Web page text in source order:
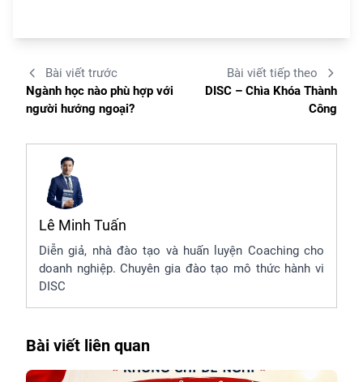
Bài viết trước
Ngành học nào phù hợp với
người hướng ngoại?
Bài viết tiếp theo
DISC – Chìa Khóa Thành
Công
Lê Minh Tuấn
Diễn giả, nhà đào tạo và huấn luyện Coaching cho
doanh nghiệp. Chuyên gia đào tạo mô thức hành vi
DISC
Bài viết liên quan